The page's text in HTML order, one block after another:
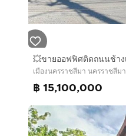
เมืองนครราชสีมา นครราชสีมา
฿ 15,100,000